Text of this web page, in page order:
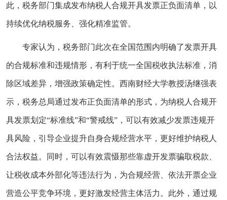
此，税务部门集成发布纳税人合规开具发票正负面清单，以
持续优化纳税服务、强化精准监管。
专家认为，税务部门此次在全国范围内明确了发票开具
的合规标准和违规情形，有利于统一全国税收执法标准，消
除区域差异，增强政策确定性。西南财经大学教授汤继强表
示，税务总局通过发布正负面清单的形式，为纳税人合规开
具发票划定“标准线”和“警戒线”，可以有效减少发票违规开
具风险，引导企业提升自身合规经营水平，更好维护纳税人
合法权益。同时，可以有效震慑那些靠虚开发票骗取税款、
让税收成本外部化等违法行为，为合规经营、依法开票企业
营造公平竞争环境，更好激发经营主体活力。此外，通过规